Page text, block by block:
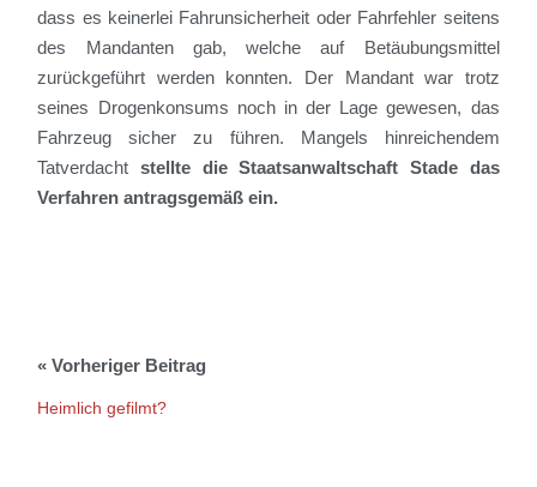
dass es keinerlei Fahrunsicherheit oder Fahrfehler seitens
des Mandanten gab, welche auf Betäubungsmittel
zurückgeführt werden konnten. Der Mandant war trotz
seines Drogenkonsums noch in der Lage gewesen, das
Fahrzeug sicher zu führen. Mangels hinreichendem
Tatverdachtstellte die Staatsanwaltschaft Stade das
Verfahren antragsgemäß ein.
Heimlich gefilmt?